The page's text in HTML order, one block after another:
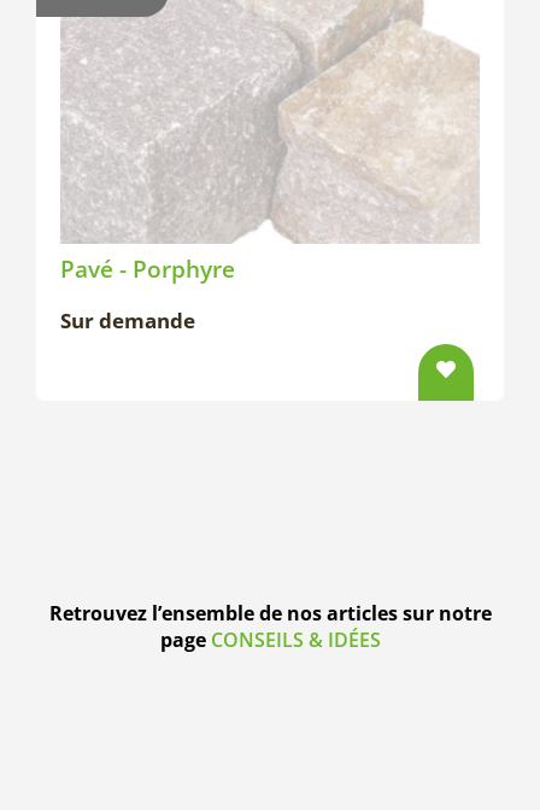
Pavé - Porphyre
Sur demande
Retrouvez l’ensemble de nos articles sur notre
page CONSEILS & IDÉES